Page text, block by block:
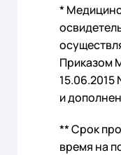
*
Приказом
и
** Срок
время на